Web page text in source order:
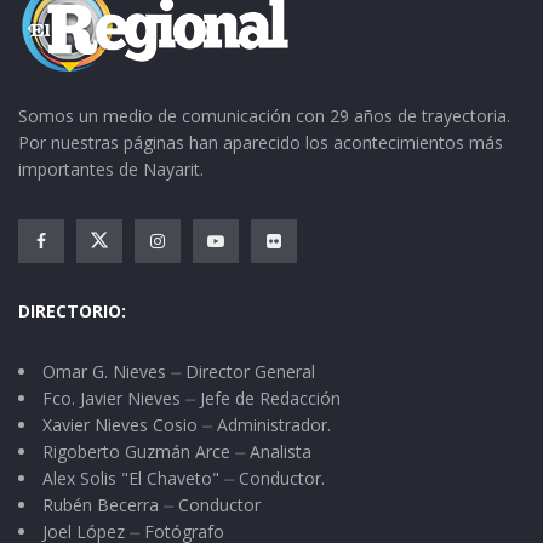
“Democracia y justicia social” y “Una patria ordenada y
generosa y una vida mejor y más digna para todos”.
No, no es que todos los partidos sean buenos, y que
todo dependa de los actores políticos, es que debe
haber una conjunción entre los movimientos sociales
de vanguardia y las personas que lo encabezan. Una
cosa es querer ganarse el cielo, y otra cosa es saber
México ya demostraron que no saben cómo.
Somos un medio de comunicación con 29 años de trayectoria.
Por nuestras páginas han aparecido los acontecimientos más
importantes de Nayarit.
DIRECTORIO:
Omar G. Nieves ⏤ Director General
Fco. Javier Nieves ⏤ Jefe de Redacción
Xavier Nieves Cosio ⏤ Administrador.
Rigoberto Guzmán Arce ⏤ Analista
Alex Solis "El Chaveto" ⏤ Conductor.
Rubén Becerra ⏤ Conductor
Joel López ⏤ Fotógrafo